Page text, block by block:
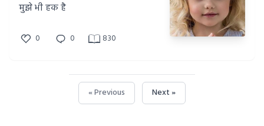
मुझे भी हक है
0 0 830
« Previous Next »